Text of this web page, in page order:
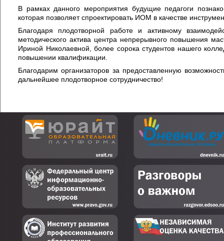
В рамках данного мероприятия будущие педагоги
которая позволяет спроектировать ИОМ в качестве
Благодаря плодотворной работе и активному
методического актива центра непрерывного повышения
Ириной Николаевной, более сорока студентов нашего
повышении квалификации.
Благодарим организаторов за предоставленную
дальнейшее плодотворное сотрудничество!